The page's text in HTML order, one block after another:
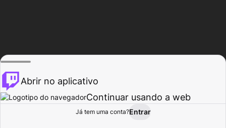
Procurar Atividade
Abrir no aplicativo
Continuar usando a web
Já tem uma conta?Entrar